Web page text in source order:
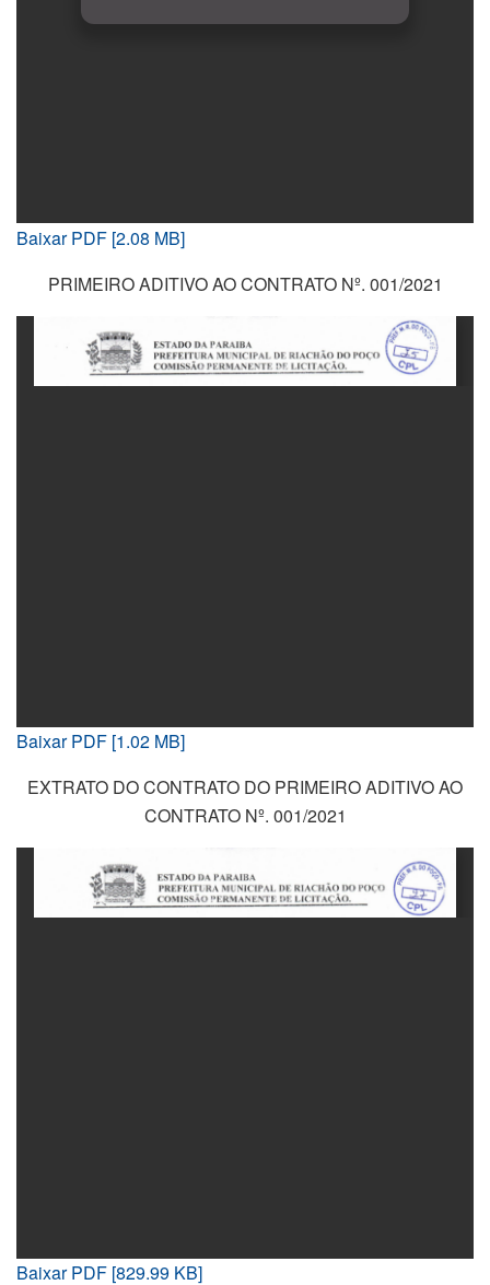
Baixar PDF [2.08 MB]
PRIMEIRO ADITIVO AO CONTRATO Nº. 001/2021
Baixar PDF [1.02 MB]
EXTRATO DO CONTRATO DO PRIMEIRO ADITIVO AO
CONTRATO Nº. 001/2021
Baixar PDF [829.99 KB]